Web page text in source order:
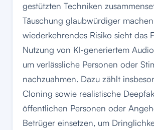
gestützten Techniken
Täuschung glaubwürdiger
wiederkehrendes Risiko sieht das
Nutzung von KI-generiertem
um verlässliche Personen oder
nachzuahmen. Dazu zählt
Cloning sowie realistische
öffentlichen Personen oder
Betrüger einsetzen, um